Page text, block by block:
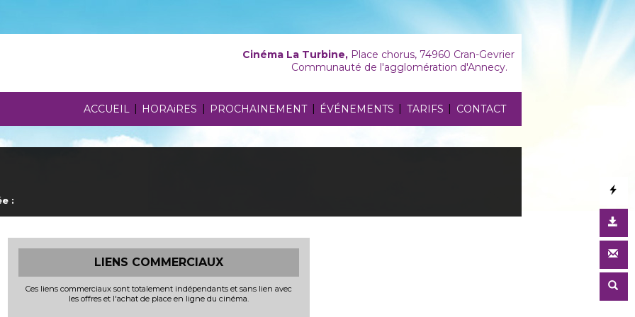
ACCUEIL | HORAiRES | PROCHAINEMENT | ÉVÉNEMENTS | TARIFS | CONTACT
Cinéma La Turbine, Place chorus, 74960 Cran-Gevrier
Communauté de l'agglomération d'Annecy.
:
LIENS COMMERCIAUX
Ces liens commerciaux sont totalement indépendants et sans lien avec
les offres et l'achat de place en ligne du cinéma.